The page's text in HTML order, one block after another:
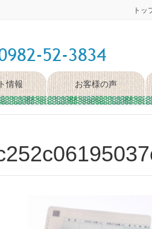
トッ
情報 お客様の声